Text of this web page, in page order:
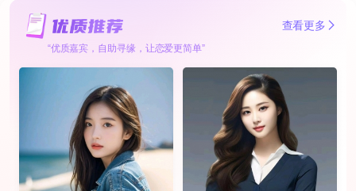
查看更多
“优质嘉宾，自助寻缘，让恋爱更简单”